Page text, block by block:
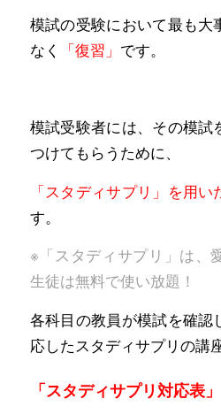
模試の受験において最も大
なく
「復習」 です。
模試受験者には、その模試
つけてもらうために、
「スタディサプリ」を用い
す。
※「スタディサプリ」は、
生徒は無料で使い放題！
各科目の教員が模試を確認
応したスタディサプリの講
「スタディサプリ対応表」